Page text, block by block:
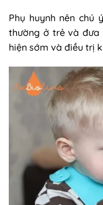
Phụ huynh nên
thường ở trẻ và
hiện sớm và điều trị